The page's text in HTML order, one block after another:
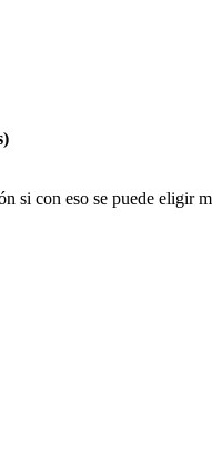
si con eso se puede eligir